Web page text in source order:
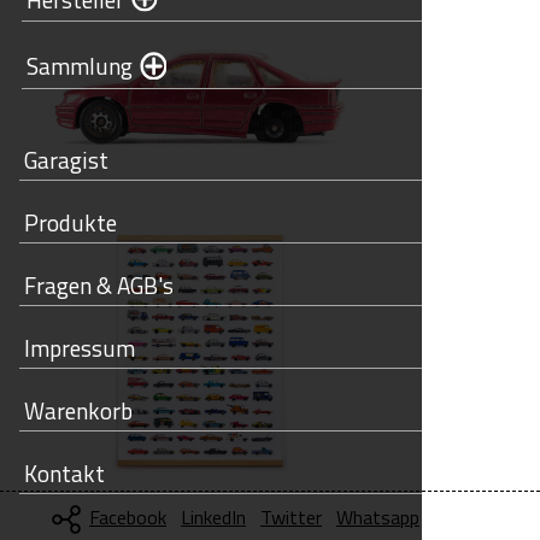
Sammlung
Garagist
Produkte
Fragen & AGB's
Impressum
Warenkorb
Kontakt
Facebook LinkedIn Twitter Whatsapp